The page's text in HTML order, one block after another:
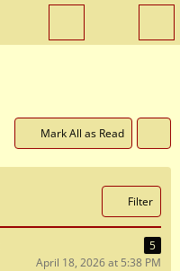
Mark All as Read
Filter
5
April 18, 2026 at 5:38 PM